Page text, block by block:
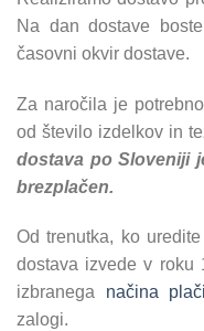
Na dan dostave
časovni okvir dostave.
Za naročila je
od število izdelkov in
dostava po Sloveniji
brezplačen.
Od trenutka, ko
dostava izvede v roku
izbranega načina
zalogi.